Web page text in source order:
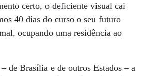
certo, o deficiente visual cai
40 dias do curso o seu futuro
ocupando uma residência ao
de Brasília e de outros Estados – a